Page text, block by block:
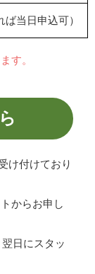
当日申込可）
す。
け付けており
からお申し
日にスタッ